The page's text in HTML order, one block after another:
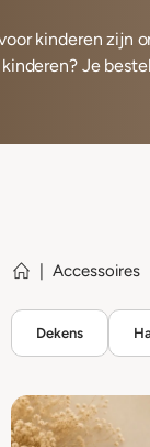
kinderen zijn
Je
Accessoires
Dekens